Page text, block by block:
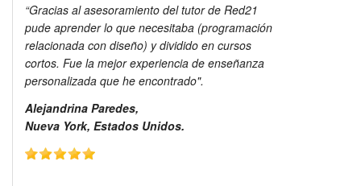
“Gracias al asesoramiento del tutor de Red21
pude aprender lo que necesitaba (programación
relacionada con diseño) y dividido en cursos
cortos. Fue la mejor experiencia de enseñanza
personalizada que he encontrado".
Alejandrina Paredes,
Nueva York, Estados Unidos.